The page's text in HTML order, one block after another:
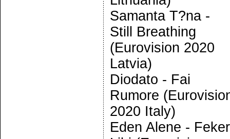
Samanta T?na -
Still Breathing
(Eurovision 2020
Latvia)
Diodato - Fai
Rumore
2020 Italy)
Eden Alene - Feker